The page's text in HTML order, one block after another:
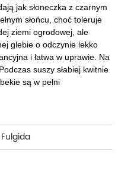
jak słoneczka z czarnym
słońcu, choć toleruje
ziemi ogrodowej, ale
glebie o odczynie lekko
i łatwa w uprawie. Na
suszy słabiej kwitnie
są w pełni